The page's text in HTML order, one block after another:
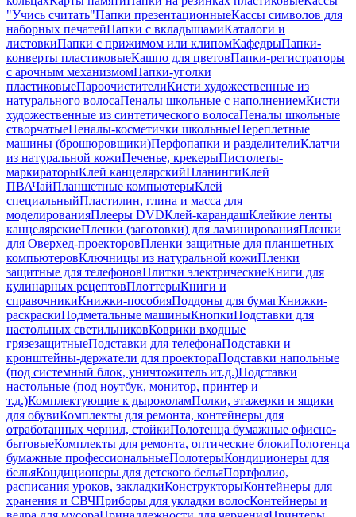
"Учись считать"Папки презентационныеКассы символов для
наборных печатейПапки с вкладышамиКаталоги и
листовкиПапки с прижимом или клипомКафедрыПапки-
конверты пластиковыеКашпо для цветовПапки-регистраторы
с арочным механизмомПапки-уголки
пластиковыеПароочистителиКисти художественные из
натурального волосаПеналы школьные с наполнениемКисти
художественные из синтетического волосаПеналы школьные
створчатыеПеналы-косметички школьныеПереплетные
машины (брошюровщики)Перфопапки и разделителиКлатчи
из натуральной кожиПеченье, крекерыПистолеты-
маркираторыКлей канцелярскийПланингиКлей
ПВАЧайПланшетные компьютерыКлей
специальныйПластилин, глина и масса для
моделированияПлееры DVDКлей-карандашКлейкие ленты
канцелярскиеПленки (заготовки) для ламинированияПленки
для Оверхед-проекторовПленки защитные для планшетных
компьютеровКлючницы из натуральной кожиПленки
защитные для телефоновПлитки электрическиеКниги для
кулинарных рецептовПлоттерыКниги и
справочникиКнижки-пособияПоддоны для бумагКнижки-
раскраскиПодметальные машиныКнопкиПодставки для
настольных светильниковКоврики входные
грязезащитныеПодставки для телефонаПодставки и
кронштейны-держатели для проектораПодставки напольные
(под системный блок, уничтожитель ит.д.)Подставки
настольные (под ноутбук, монитор, принтер и
т.д.)Комплектующие к дыроколамПолки, этажерки и ящики
для обувиКомплекты для ремонта, контейнеры для
отработанных чернил, стойкиПолотенца бумажные офисно-
бытовыеКомплекты для ремонта, оптические блокиПолотенца
бумажные профессиональныеПолотерыКондиционеры для
бельяКондиционеры для детского бельяПортфолио,
расписания уроков, закладкиКонструкторыКонтейнеры для
хранения и СВЧПриборы для укладки волосКонтейнеры и